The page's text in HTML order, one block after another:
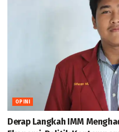
OPINI
Derap Langkah IMM